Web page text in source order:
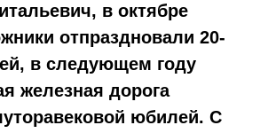
в октябре
отпраздновали 20-
в следующем году
железная дорога
юбилей. С